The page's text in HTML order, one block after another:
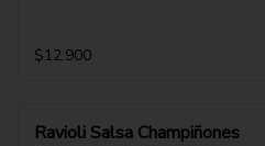
$12.900
Ravioli Salsa Champiñones